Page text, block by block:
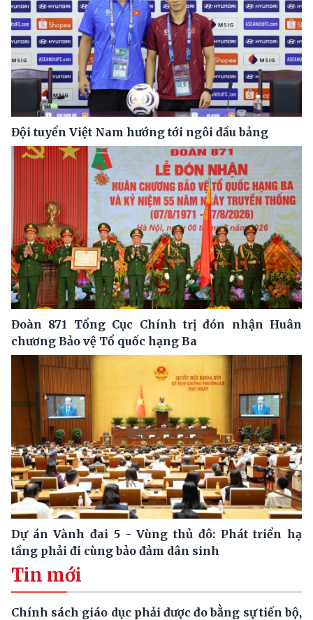
Đội tuyển Việt Nam hướng tới ngôi đầu bảng
Đoàn 871 Tổng Cục Chính trị đón nhận Huân
chương Bảo vệ Tổ quốc hạng Ba
Dự án Vành đai 5 - Vùng thủ đô: Phát triển hạ
tầng phải đi cùng bảo đảm dân sinh
Tin mới
Chính sách giáo dục phải được đo bằng sự tiến bộ,